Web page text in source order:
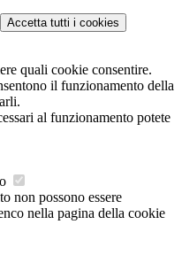
Accetta tutti i cookies
quali cookie consentire.
il funzionamento della
al funzionamento potete
non possono essere
nella pagina della cookie